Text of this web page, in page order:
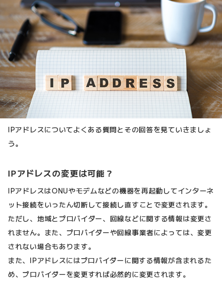
IPアドレスについてよくある質問とその回答を見ていきましょ
う。
IPアドレスの変更は可能？
IPアドレスはONUやモデムなどの機器を再起動してインターネ
ット接続をいったん切断して接続し直すことで変更されます。
ただし、地域とプロバイダー、回線などに関する情報は変更さ
れません。また、プロバイダーや回線事業者によっては、変更
されない場合もあります。
また、IPアドレスにはプロバイダーに関する情報が含まれるた
め、プロバイダーを変更すれば必然的に変更されます。